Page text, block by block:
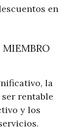
en
MIEMBRO
la
rentable
y los